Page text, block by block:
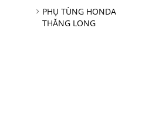
PHỤ TÙNG HONDA
THĂNG LONG